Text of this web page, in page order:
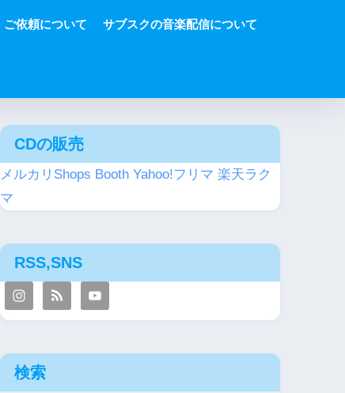
ご依頼について サブスクの音楽配信について
CDの販売
メルカリShops Booth Yahoo!フリマ 楽天ラク
マ
RSS,SNS
検索